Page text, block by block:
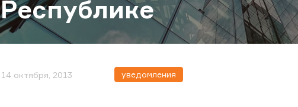
Республике
14 октября, 2013 уведомления